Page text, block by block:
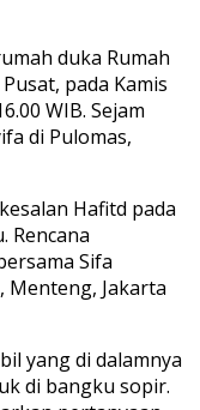
duka Rumah
pada Kamis
WIB. Sejam
di Pulomas,
Hafitd pada
Rencana
Sifa
Menteng, Jakarta
yang di dalamnya
di bangku sopir.